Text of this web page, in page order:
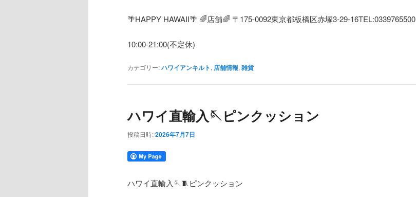
🌴HAPPY HAWAII🌴 🌈店舗🌈 〒 175-0092東京都板橋区赤塚3-29-16TEL:0339765500
10:00-21:00(不定休)
カテゴリー:ハワイアンキルト, 店舗情報, 雑貨
ハワイ直輸入🪡‎ピンクッション
投稿日時:2026年7月7日
ハワイ直輸入🪡🧵ピンクッション